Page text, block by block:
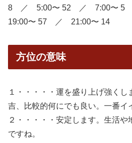
8 ／ 5:00〜 52 ／ 7:00〜 5
19:00〜 57 ／ 21:00〜 14
方位の意味
１・・・・・運を盛り上げ強くし
吉、比較的何にでも良い。一番イ
２・・・・・安定します。生活や
ですね。